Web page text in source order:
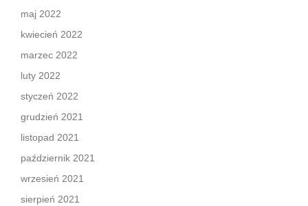
maj 2022
kwiecień 2022
marzec 2022
luty 2022
styczeń 2022
grudzień 2021
listopad 2021
październik 2021
wrzesień 2021
sierpień 2021